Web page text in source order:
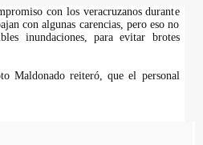
con los veracruzanos durante
con algunas carencias, pero eso no
inundaciones, para evitar brotes
Maldonado reiteró, que el personal